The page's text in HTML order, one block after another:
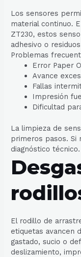
Los sensores
material continuo.
ZT230, estos
adhesivo o
Problemas
Error Paper
Avance
Fallas
Impresión
Dificultad
La limpieza de
primeros pasos. Si
diagnóstico técnico.
El rodillo de
etiquetas avancen
gastado, sucio o
deslizamiento,